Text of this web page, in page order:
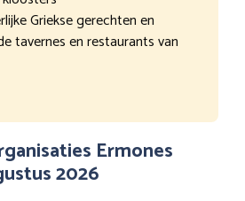
Griekse gerechten en
tavernes en restaurants van
Ermones
2026